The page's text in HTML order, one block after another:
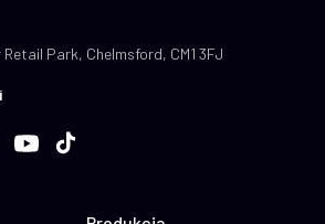
Park, Chelmsford, CM1 3FJ